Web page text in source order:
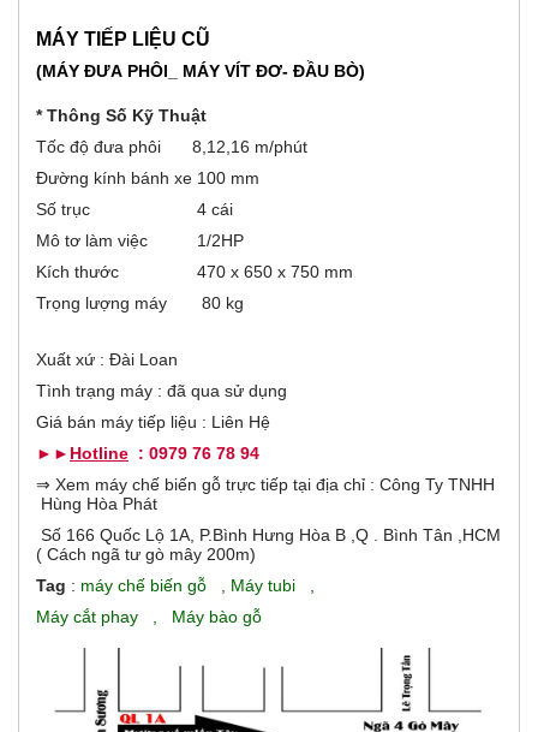
o
o
n
a
G
b
o
t
ộ
n
)
MÁY TIẾP LIỆU CŨ
(MÁY ĐƯA PHÔI_ MÁY VÍT ĐƠ- ĐẦU BÒ)
* Thông Số Kỹ Thuật
Tốc độ đưa phôi
8,12,16 m/phút
Đường kính bánh xe 100 mm
Số trục
4 cái
Mô tơ làm việc
1/2HP
Kích thước
470 x 650 x 750 mm
Trọng lượng máy
80 kg
Xuất xứ : Đài Loan
Tình trạng máy : đã qua sử dụng
Giá bán máy tiếp liệu : Liên Hệ
►► Hotline : 0979 76 78 94
⇒ Xem máy chế biến gỗ trực tiếp tại địa chỉ : Công Ty TNHH
Hùng Hòa Phát
Số 166 Quốc Lộ 1A, P.Bình Hưng Hòa B ,Q . Bình Tân ,HCM
( Cách ngã tư gò mây 200m)
Tag : máy chế biến gỗ Máy tubi
Máy cắt phay
Máy bào gỗ